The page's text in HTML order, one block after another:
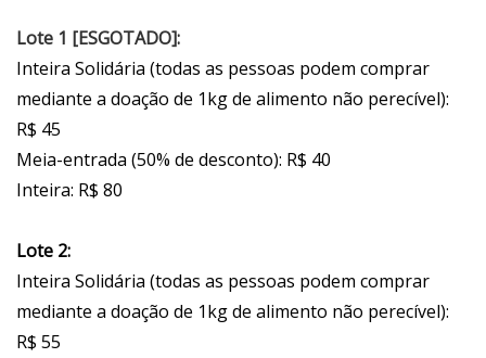
Lote 1 [ESGOTADO]:
Inteira Solidária (todas as pessoas podem comprar
mediante a doação de 1kg de alimento não perecível):
R$ 45
Meia-entrada (50% de desconto): R$ 40
Inteira: R$ 80
Lote 2:
Inteira Solidária (todas as pessoas podem comprar
mediante a doação de 1kg de alimento não perecível):
R$ 55